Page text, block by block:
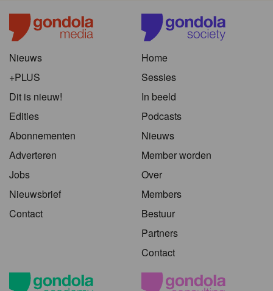
Nieuws
+PLUS
Dit is nieuw!
Edities
Abonnementen
Adverteren
Jobs
Nieuwsbrief
Contact
Home
Sessies
In beeld
Podcasts
Nieuws
Member worden
Over
Members
Bestuur
Partners
Contact